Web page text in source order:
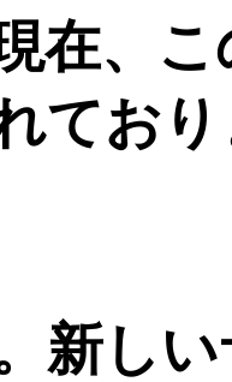
在、
てお
新し